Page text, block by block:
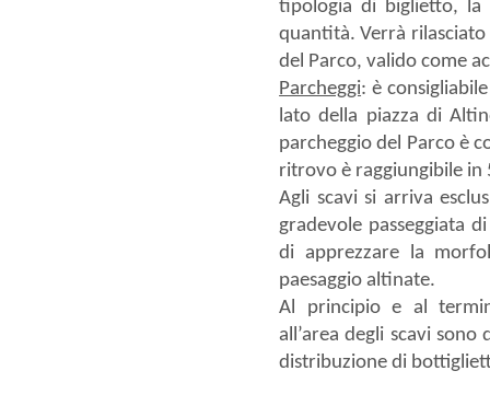
tipologia di biglietto,
quantità. Verrà
del Parco, valido come
Parcheggi: è
lato della piazza di
parcheggio del Parco è
ritrovo è raggiungibile in
Agli scavi si arriva
gradevole passeggiata
di apprezzare la
paesaggio altinate.
Al principio e al
all’area degli scavi
distribuzione di